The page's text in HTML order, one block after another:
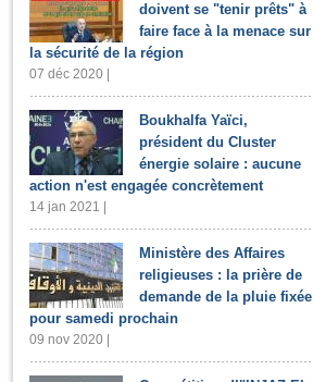
doivent se "tenir prêts" à
faire face à la menace sur
la sécurité de la région
07 déc 2020 |
Boukhalfa Yaïci,
président du Cluster
énergie solaire : aucune
action n'est engagée concrètement
14 jan 2021 |
Ministère des Affaires
religieuses : la prière de
demande de la pluie fixée
pour samedi prochain
09 nov 2020 |